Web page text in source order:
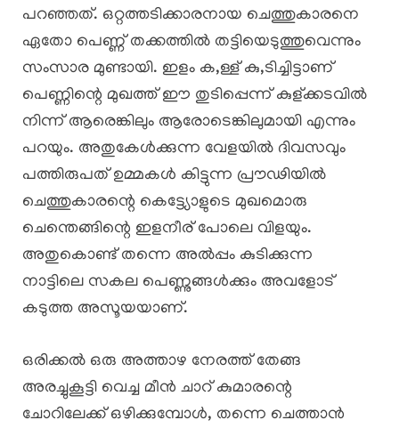
പറഞ്ഞത്. ഒറ്റത്തടിക്കാരനായ ചെത്തുകാരനെ
ഏതോ പെണ്ണ് തക്കത്തിൽ തട്ടിയെടുത്തുവെന്നും
സംസാര മുണ്ടായി. ഇളം ക,ള്ള് കു,ടിച്ചിട്ടാണ്
പെണ്ണിന്റെ മുഖത്ത് ഈ തുടിപ്പെന്ന് കുള്ക്കടവിൽ
നിന്ന് ആരെങ്കിലും ആരോടെങ്കിലുമായി എന്നും
പറയും. അതുകേൾക്കുന്ന വേളയിൽ ദിവസവും
പത്തിരുപത് ഉമ്മകൾ കിട്ടുന്ന പ്രൗഢിയിൽ
ചെത്തുകാരന്റെ കെട്ട്യോളുടെ മുഖമൊരു
ചെന്തെങ്ങിന്റെ ഇളനീര് പോലെ വിളയും.
അതുകൊണ്ട് തന്നെ അൽപ്പം കുടിക്കുന്ന
നാട്ടിലെ സകല പെണ്ണുങ്ങൾക്കും അവളോട്
കടുത്ത അസൂയയാണ്.
ഒരിക്കൽ ഒരു അത്താഴ നേരത്ത് തേങ്ങ
അരച്ചുകൂട്ടി വെച്ച മീൻ ചാറ് കുമാരന്റെ
ചോറിലേക്ക് ഒഴിക്കുമ്പോൾ, തന്നെ ചെത്താൻ